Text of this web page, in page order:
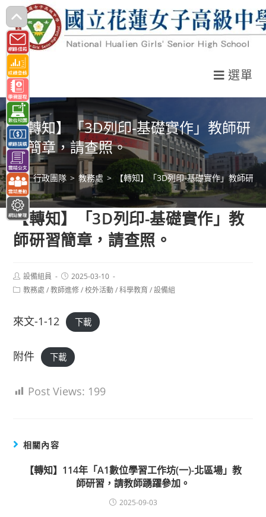
跳
轉
至
主
要
內
容
選單
【轉知】「3D列印-基礎實作」教師研
習簡章，請查照。
> 行政團隊 > 教務處 > 【轉知】「3D列印-基礎實作」教師研
【轉知】「3D列印-基礎實作」教
師研習簡章，請查照。
Post
author:
設備組員
Post
published:
2025-03-10
Post教務處 / 教師進修 / 校外活動 / 科學教育 / 設備組
來文-1-12 下載
附件 下載
Post Views: 199
相關內容
【轉知】114年「A1數位學習工作坊(一)-北區場」教
師研習，請教師踴躍參加。
2025-09-03